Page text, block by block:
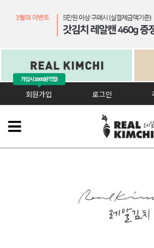
회원가입
가입시1000원 적립!
로그인